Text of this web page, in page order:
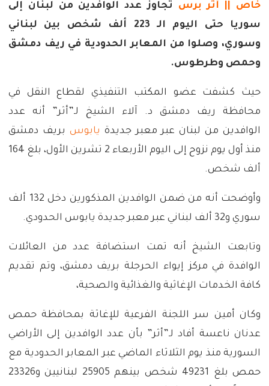
خاص || أثر برس
تجاوز عدد الوافدين من لبنان إلى
سوريا حتى اليوم الـ 223 ألف شخص بين لبناني
وسوري، وصلوا من المعابر الحدودية في ريف دمشق
وحمص وطرطوس.
حيث كشفت عضو المكتب التنفيذي لقطاع النقل في
محافظة ريف دمشق د. آلاء الشيخ لـ”أثر” أنه عدد
الوافدين من لبنان عبر معبر جديدة يابوس بريف دمشق
منذ أول يوم نزوح إلى اليوم الأربعاء 2 تشرين الأول، بلغ 164
ألف شخص.
وأوضحت أنه من ضمن الوافدين المذكورين دخل 132 ألف
سوري و32 ألف لبناني عبر معبر جديدة يابوس الحدودي.
وتابعت الشيخ أنه تمت استضافة عدد من العائلات
الوافدة في مركز إيواء الحرجلة بريف دمشق، وتم تقديم
كافة الخدمات الإغاثية والغذائية والصحية،
وكان أمين سر اللجنة الفرعية للإغاثة بمحافظة حمص
عدنان ناعسة أفاد لـ”أثر” بأن عدد الوافدين إلى الأراضي
السورية منذ يوم الثلاثاء الماضي عبر المعابر الحدودية مع
حمص بلغ 49231 شخص بينهم 25905 لبنانيين و23326